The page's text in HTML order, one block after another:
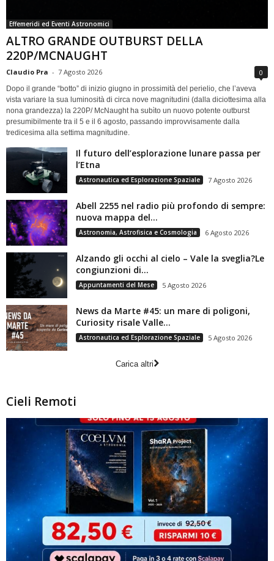
Effemeridi ed Eventi Astronomici
ALTRO GRANDE OUTBURST DELLA
220P/MCNAUGHT
Claudio Pra - 7 Agosto 2026 0
Dopo il grande “botto” di inizio giugno in prossimità del perielio, che l’aveva
vista variare la sua luminosità di circa nove magnitudini (dalla diciottesima alla
nona grandezza) la 220P/ McNaught ha subìto un nuovo potente outburst
presumibilmente tra il 5 e il 6 agosto, passando improvvisamente dalla
tredicesima alla settima magnitudine.
Il futuro dell’esplorazione lunare passa per
l’Etna
Astronautica ed Esplorazione Spaziale 7 Agosto 2026
Abell 2255 nel radio più profondo di sempre:
nuova mappa del...
Astronomia, Astrofisica e Cosmologia 6 Agosto 2026
Alzando gli occhi al cielo – Vale la sveglia?Le
congiunzioni di...
Appuntamenti del Mese 5 Agosto 2026
News da Marte #45: un mare di poligoni,
Curiosity risale Valle...
Astronautica ed Esplorazione Spaziale 5 Agosto 2026
Carica altri
Cieli Remoti